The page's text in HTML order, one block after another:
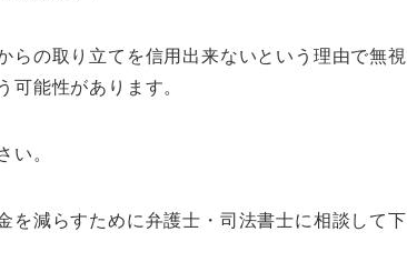
らの取り立てを信用出来ないという理由で無視
可能性があります。
い。
を減らすために弁護士・司法書士に相談して下